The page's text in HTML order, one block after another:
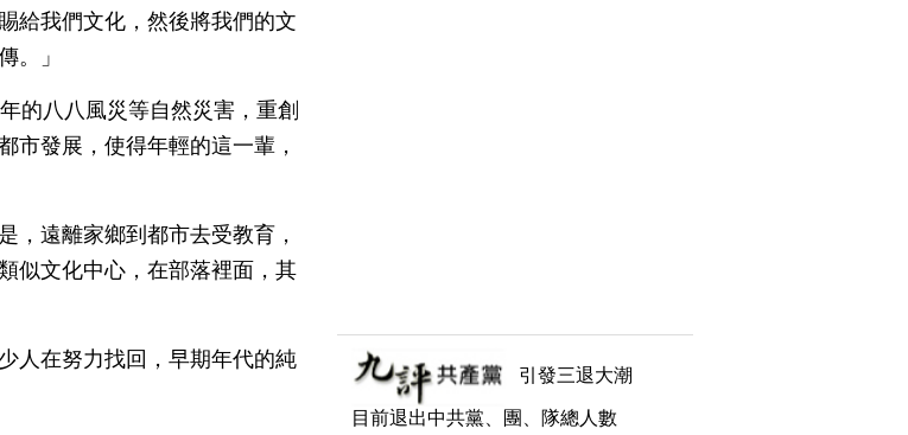
給我們文化，然後將我們的文
。」
的八八風災等自然災害，重創
市發展，使得年輕的這一輩，
遠離家鄉到都市去受教育，
似文化中心，在部落裡面，其
人在努力找回，早期年代的純
引發三退大潮
目前退出中共黨、團、隊總人數